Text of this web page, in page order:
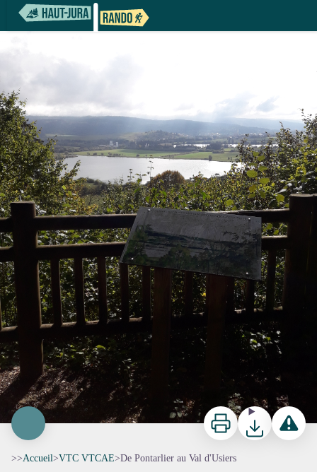
De Pontarlier au Val d'Usiers
Point de vue Sentier de la Chire - CCGP
ImprimerTéléchargerSignaler
>>Accueil>VTC VTCAE>De Pontarlier au Val d'Usiers